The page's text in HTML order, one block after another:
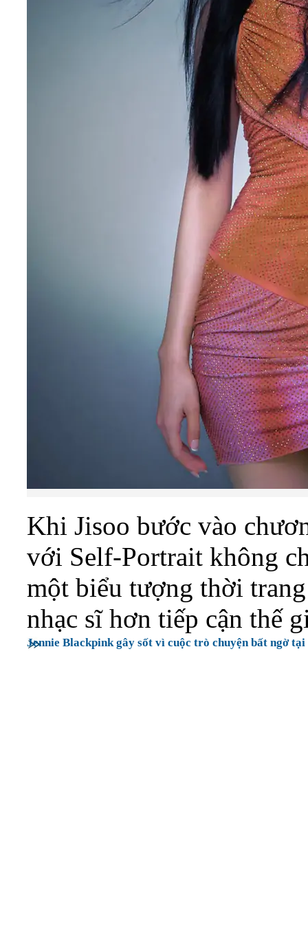
Khi Jisoo bước vào
với Self-Portrait không
một biểu tượng thời
nhạc sĩ hơn tiếp cận thế
Jennie Blackpink gây sốt vì cuộc trò chuyện bất ngờ